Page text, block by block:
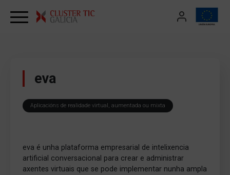
eva
Aplicacións de realidade virtual, aumentada ou mixta
eva é unha plataforma empresarial de intelixencia
artificial conversacional para crear e administrar
axentes virtuais que se pode implementar nunha ampla